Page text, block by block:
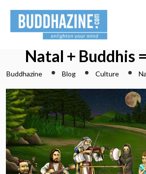
Natal + Buddhis
Buddhazine Blog Culture